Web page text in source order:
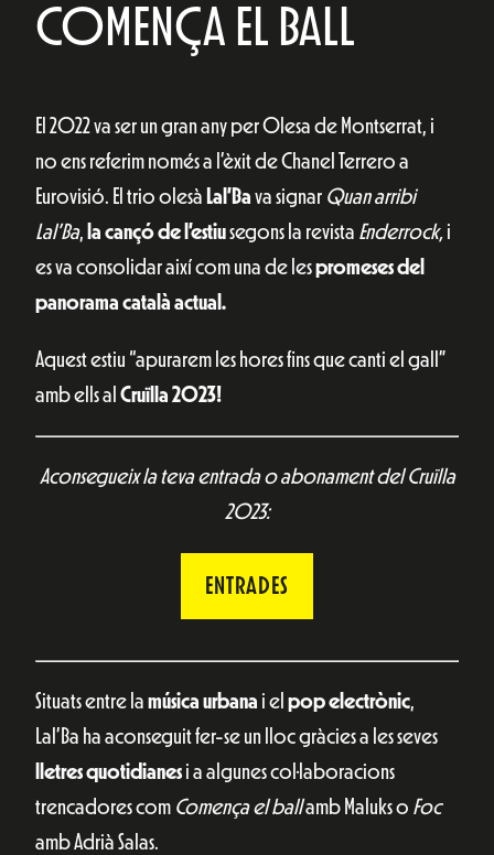
COMENÇA EL BALL
El 2022 va ser un gran any per Olesa de Montserrat, i
no ens referim només a l’èxit de Chanel Terrero a
Eurovisió. El trio olesà Lal’Ba va signar Quan arribi
Lal’Ba, la cançó de l’estiusegons la revista Enderrock, i
es va consolidar així com una de lespromeses del
panorama català actual.
Aquest estiu “apurarem les hores fins que canti el gall”
amb ells al Cruïlla 2023!
Aconsegueix la teva entrada o abonament del Cruïlla
2023:
ENTRADES
Situats entre la música urbana i el pop electrònic,
Lal’Ba ha aconseguit fer-se un lloc gràcies a les seves
lletres quotidianes i a algunes col·laboracions
trencadores com Comença el ballamb Maluks o Foc
amb Adrià Salas.